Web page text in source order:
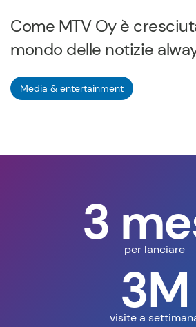
Come MTV Oy è
mondo delle notizie
Media & entertainment
3 per lanciare
3M
visite a